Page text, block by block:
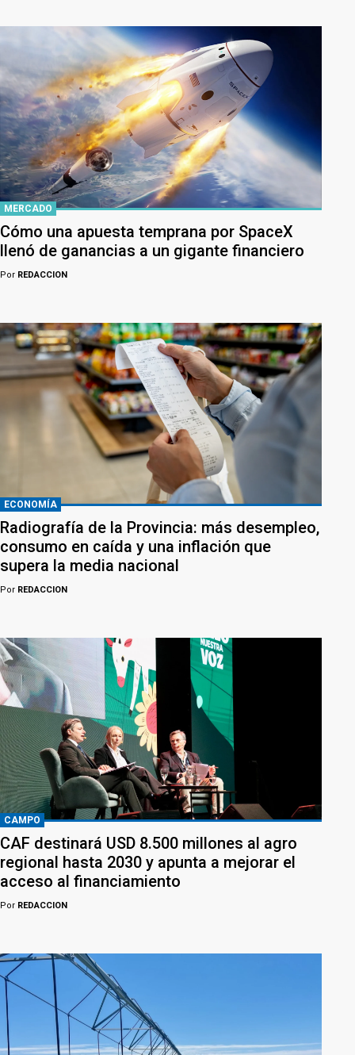
MERCADO
Cómo una apuesta temprana por SpaceX
llenó de ganancias a un gigante financiero
Por REDACCION
ECONOMÍA
Radiografía de la Provincia: más desempleo,
consumo en caída y una inflación que
supera la media nacional
Por REDACCION
CAMPO
CAF destinará USD 8.500 millones al agro
regional hasta 2030 y apunta a mejorar el
acceso al financiamiento
Por REDACCION